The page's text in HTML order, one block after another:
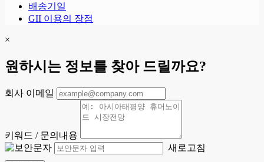
배송기일
GII 이용의 장점
×
원하시는 정보를 찾아 드릴까요?
회사 이메일
키워드 / 문의내용
새로고침